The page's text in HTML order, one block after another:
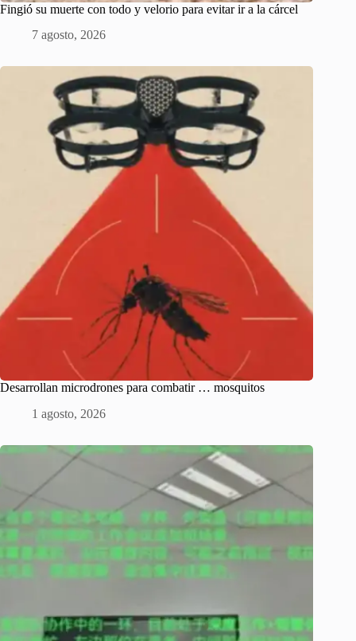
Fingió su muerte con todo y velorio para evitar ir a la cárcel
7 agosto, 2026
Desarrollan microdrones para combatir … mosquitos
1 agosto, 2026